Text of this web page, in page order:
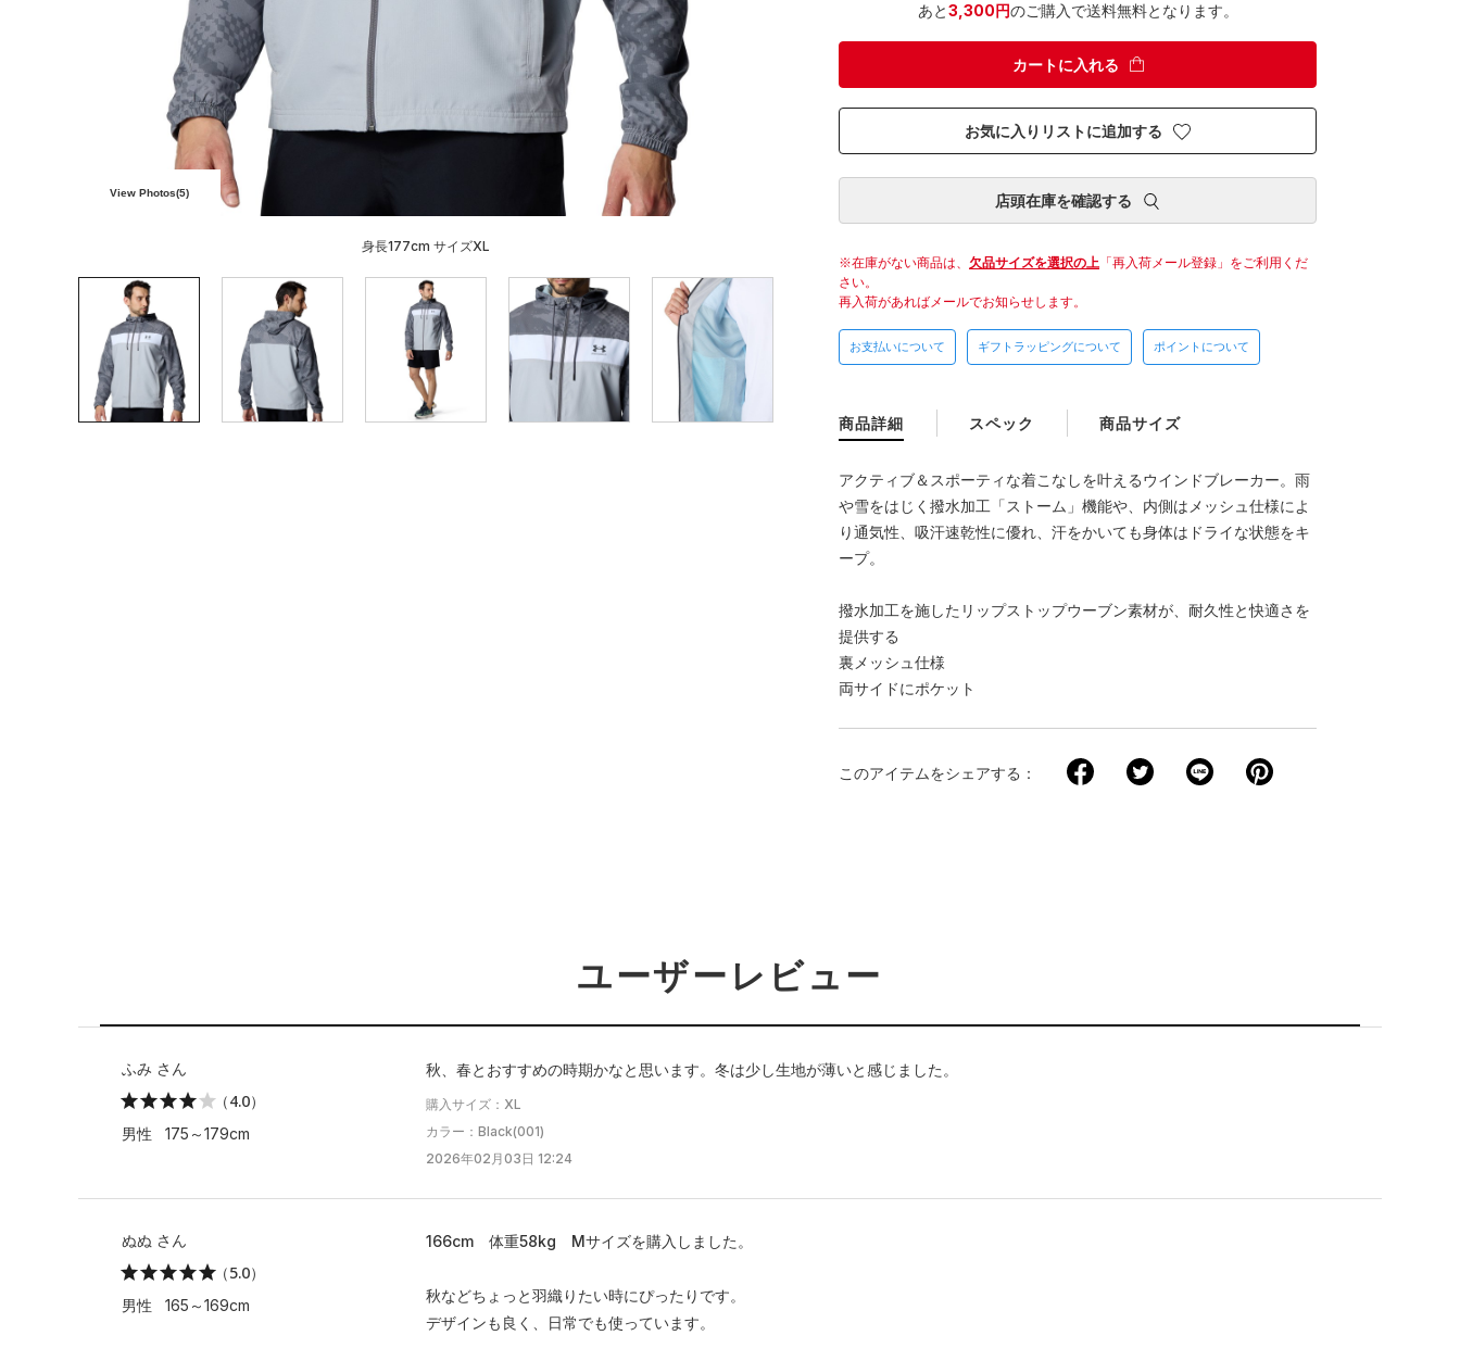
View Photos(5)
身長177cm サイズXL
あと3,300円のご購入で送料無料となります。
カートに入れる
お気に入りリストに追加する
店頭在庫を確認する
在庫がない商品は、 欠品サイズを選択の上 「再入荷メール登録」をご利用くだ
さい。
再入荷があればメールでお知らせします。
お支払いについて ギフトラッピングについて ポイントについて
商品詳細
アクティブ＆スポーティな着こなしを叶えるウインドブレーカー。雨
や雪をはじく撥水加工「ストーム」機能や、内側はメッシュ仕様によ
り通気性、吸汗速乾性に優れ、汗をかいても身体はドライな状態をキ
ープ。
撥水加工を施したリップストップウーブン素材が、耐久性と快適さを
提供する
裏メッシュ仕様
両サイドにポケット
スペック 商品サイズ
このアイテムをシェアする
ユーザーレビュー
ふみ さん
（4.0）
男性 175～179cm
秋、春とおすすめの時期かなと思います。冬は少し生地が薄いと感じました。
購入サイズ：XL
カラー：Black(001)
2026年02月03日 12:24
ぬぬ さん
（5.0）
男性 165～169cm
166cm 体重58kg Mサイズを購入しました。
秋などちょっと羽織りたい時にぴったりです。
デザインも良く、日常でも使っています。